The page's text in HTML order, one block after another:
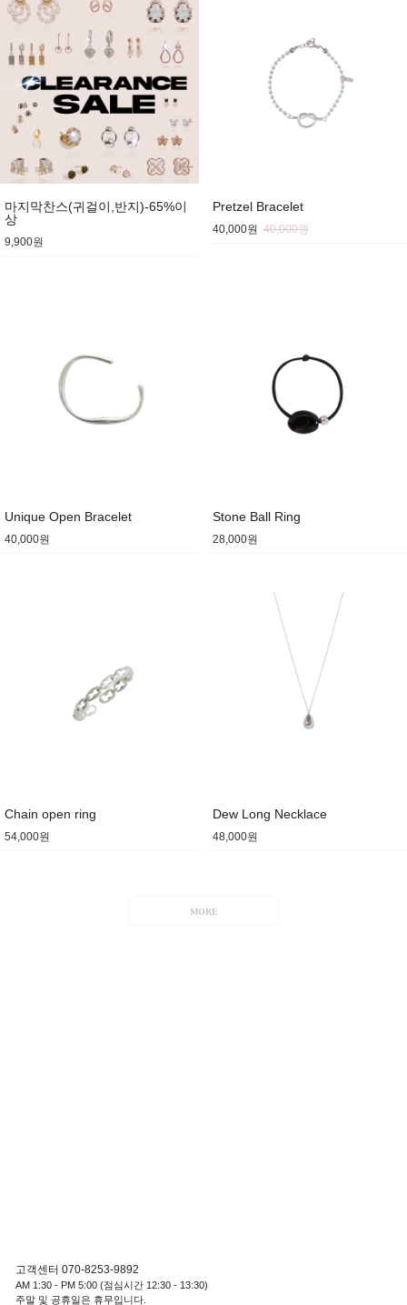
마지막찬스(귀걸이,반지)-65%이
상
9,900원
Pretzel Bracelet
40,000원 40,000원
Unique Open Bracelet
40,000원
Stone Ball Ring
28,000원
Chain open ring
54,000원
Dew Long Necklace
48,000원
MORE
고객센터 070-8253-9892
AM 1:30 - PM 5:00 (점심시간 12:30 - 13:30)
주말 및 공휴일은 휴무입니다.